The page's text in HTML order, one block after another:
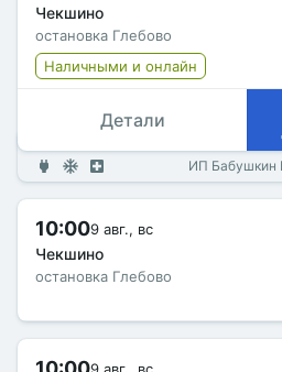
Чекшино
остановка Глебово
Наличными и онлайн
Детали
ИП Бабушкин
10:009 авг., вс
Чекшино
остановка Глебово